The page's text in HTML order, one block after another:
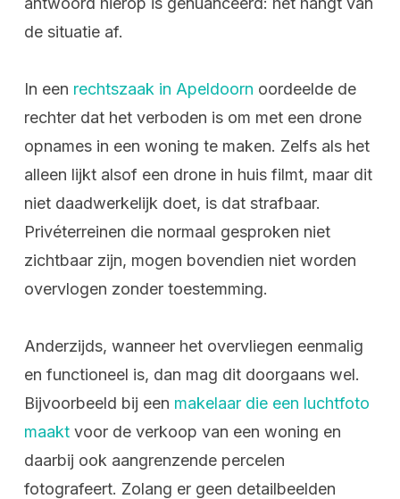
de situatie af.
In een rechtszaak in Apeldoorn oordeelde de
rechter dat het verboden is om met een drone
opnames in een woning te maken. Zelfs als het
alleen lijkt alsof een drone in huis filmt, maar dit
niet daadwerkelijk doet, is dat strafbaar.
Privéterreinen die normaal gesproken niet
zichtbaar zijn, mogen bovendien niet worden
overvlogen zonder toestemming.
Anderzijds, wanneer het overvliegen eenmalig
en functioneel is, dan mag dit doorgaans wel.
Bijvoorbeeld bij een makelaar die een luchtfoto
maaktvoor de verkoop van een woning en
daarbij ook aangrenzende percelen
fotografeert. Zolang er geen detailbeelden